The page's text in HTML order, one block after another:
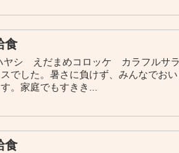
食
ヤシ えだまめコロッケ カラフルサ
でした。暑さに負けず、みんなでお
。家庭でもすきき...
食